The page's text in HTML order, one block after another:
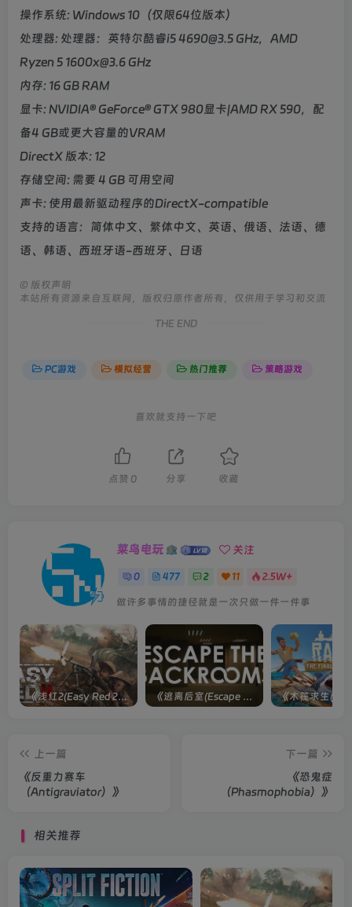
操作系统: Windows 10（仅限64位版本）
处理器: 处理器：英特尔酷睿i5 4690@3.5 GHz，AMD
Ryzen 5 1600x@3.6 GHz
内存: 16 GB RAM
显卡: NVIDIA® GeForce® GTX 980显卡|AMD RX 590，配
备4 GB或更大容量的VRAM
DirectX 版本: 12
存储空间: 需要 4 GB 可用空间
声卡: 使用最新驱动程序的DirectX-compatible
支持的语言：简体中文、繁体中文、英语、俄语、法语、德
语、韩语、西班牙语-西班牙、日语
© 版权声明
本站所有资源来自互联网，版权归原作者所有，仅供用于学习和交流
THE END
PC游戏 模拟经营 热门推荐 策略游戏
喜欢就支持一下吧
点赞 0 分享 收藏
菜鸟电玩 关注
0 477 2 11 2.5W+
做许多事情的捷径就是一次只做一件一件事
《浅红2(Easy Red 2)》[v1.5.0] 整合全部淞沪会战-南京保卫战等DLCs
上一篇
《反重力赛车
（Antigraviator）》
下一篇
《恐鬼症
（Phasmophobia）》
相关推荐